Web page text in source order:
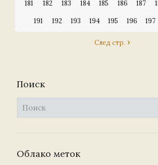
181 182 183 184 185 186 187
191 192 193 194 195 196 197
След стр.
Поиск
Облако меток